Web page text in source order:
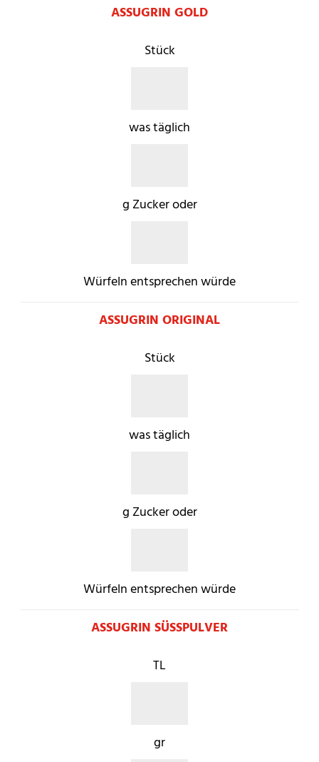
ASSUGRIN GOLD
Stück
was täglich
g Zucker oder
Würfeln entsprechen würde
ASSUGRIN ORIGINAL
Stück
was täglich
g Zucker oder
Würfeln entsprechen würde
ASSUGRIN SÜSSPULVER
TL
gr